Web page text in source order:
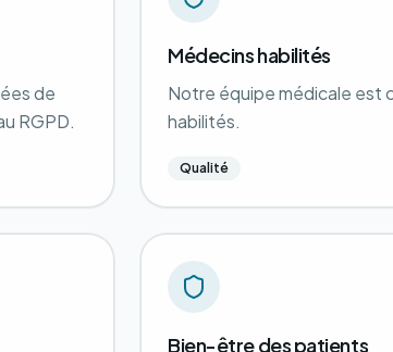
de
RGPD.
Médecins habilités
Notre équipe médicale est
habilités.
Qualité
Bien-être des patients